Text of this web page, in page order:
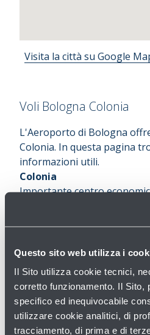
Questo sito web utilizza i
Il Sito utilizza cookie tecnici,
corretto funzionamento. Il Sito,
specifico ed inequivocabile
utilizzare cookie analitici, di
tracciamento, di prima e di
Visita la città su Google
Voli Bologna Colonia
L'Aeroporto di Bologna
Colonia. In questa pagina
informazioni utili.
Colonia
Importante centro
La sua cattedrale,
Colonia è anche famosa per
Sebbene ilcentro storico
quasi completamente
guerra mondiale, la
preservare il fascino di